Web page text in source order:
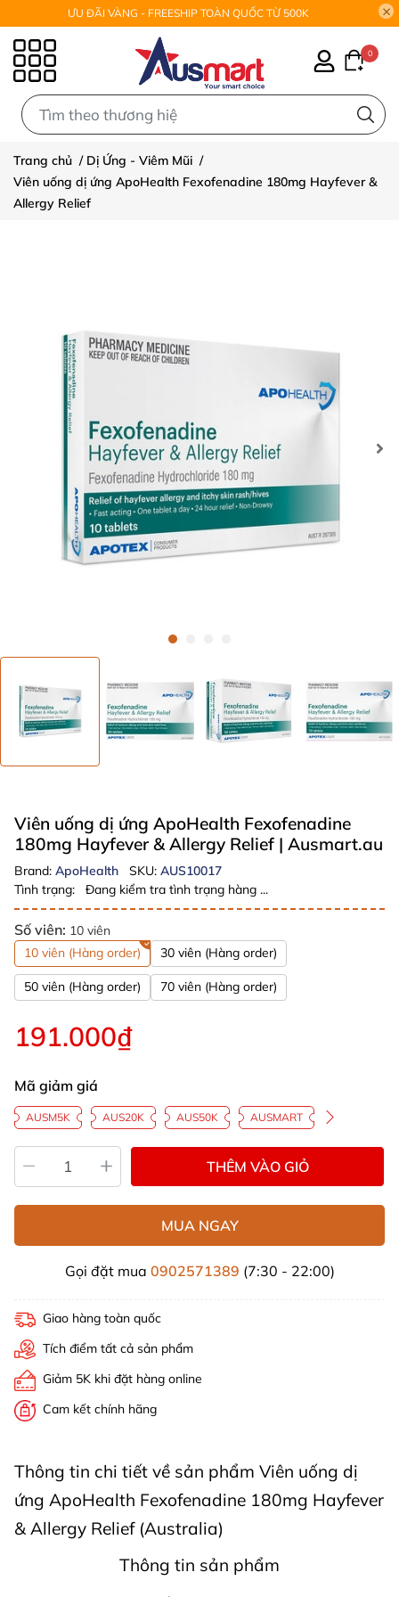
ƯU ĐÃI VÀNG - FREESHIP TOÀN QUỐC TỪ 500K
0
Trang chủ / Dị Ứng - Viêm Mũi /
Viên uống dị ứng ApoHealth Fexofenadine 180mg Hayfever &
Allergy Relief
Viên uống dị ứng ApoHealth Fexofenadine
180mg Hayfever & Allergy Relief | Ausmart.au
Brand: ApoHealth SKU: AUS10017
Tình trạng:
Đang kiểm tra tình trạng hàng ...
Số viên: 10 viên
10 viên (Hàng order)
30 viên (Hàng order)
50 viên (Hàng order) 70 viên (Hàng order)
191.000₫
Mã giảm giá
AUSM5K AUS20K AUS50K AUSMART
THÊM VÀO GIỎ
MUA NGAY
Gọi đặt mua 0902571389 (7:30 - 22:00)
Giao hàng toàn quốc
Tích điểm tất cả sản phẩm
Giảm 5K khi đặt hàng online
Cam kết chính hãng
Thông tin chi tiết về sản phẩm Viên uống dị
ứng ApoHealth Fexofenadine 180mg Hayfever
& Allergy Relief (Australia)
Thông tin sản phẩm